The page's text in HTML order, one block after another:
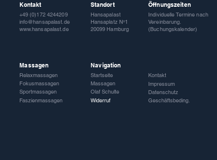
Kontakt
+49 (0)172 4244209
info@hansapalast.de
www.hansapalast.de
Standort
Hansapalast
Hansaplatz Nᵒ1
20099 Hamburg
Öffnungszeiten
Individuelle Termine nach
Vereinbarung.
(Buchungskalender)
Massagen
Relaxmassagen
Fokusmassagen
Sportmassagen
Faszienmassagen
Navigation
Startseite
Massagen
Olaf Schulte
Widerruf
Kontakt
Impressum
Datenschutz
Geschäftsbeding.